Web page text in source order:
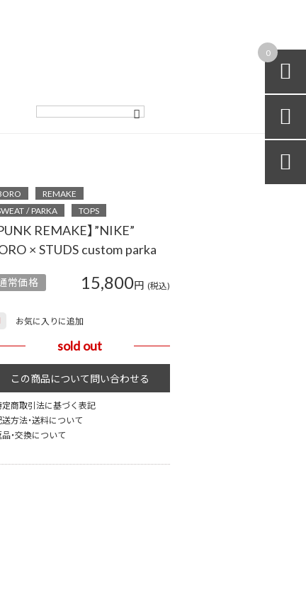
REMAKE
/ PARKA
TOPS
REMAKE】”NIKE”
× STUDS custom parka
常価格 15,800円 (税込)
お気に入りに追加
sold out
定商取引法に基づく表記
送方法・送料について
品・交換について
0


